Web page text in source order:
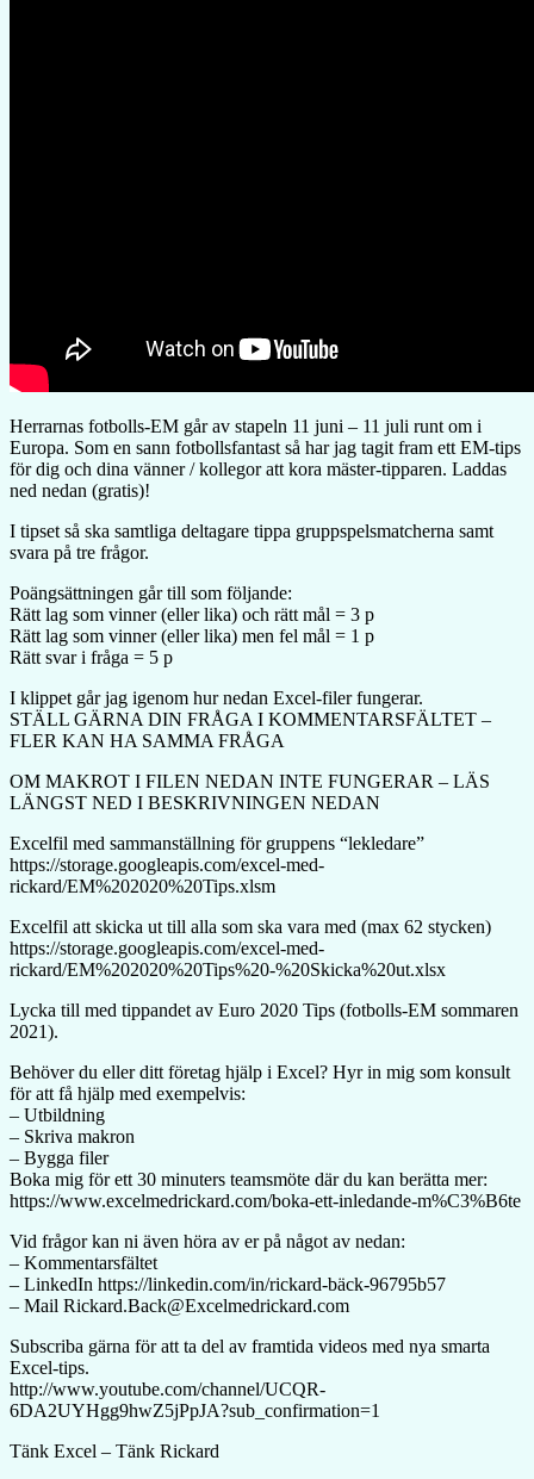
Herrarnas fotbolls-EM går av stapeln 11 juni – 11 juli runt om i
Europa. Som en sann fotbollsfantast så har jag tagit fram ett EM-tips
för dig och dina vänner / kollegor att kora mäster-tipparen. Laddas
ned nedan (gratis)!
I tipset så ska samtliga deltagare tippa gruppspelsmatcherna samt
svara på tre frågor.
Poängsättningen går till som följande:
Rätt lag som vinner (eller lika) och rätt mål = 3 p
Rätt lag som vinner (eller lika) men fel mål = 1 p
Rätt svar i fråga = 5 p
I klippet går jag igenom hur nedan Excel-filer fungerar.
STÄLL GÄRNA DIN FRÅGA I KOMMENTARSFÄLTET –
FLER KAN HA SAMMA FRÅGA
OM MAKROT I FILEN NEDAN INTE FUNGERAR – LÄS
LÄNGST NED I BESKRIVNINGEN NEDAN
Excelfil med sammanställning för gruppens “lekledare”
https://storage.googleapis.com/excel-med-
rickard/EM%202020%20Tips.xlsm
Excelfil att skicka ut till alla som ska vara med (max 62 stycken)
https://storage.googleapis.com/excel-med-
rickard/EM%202020%20Tips%20-%20Skicka%20ut.xlsx
Lycka till med tippandet av Euro 2020 Tips (fotbolls-EM sommaren
2021).
Behöver du eller ditt företag hjälp i Excel? Hyr in mig som konsult
för att få hjälp med exempelvis:
– Utbildning
– Skriva makron
– Bygga filer
Boka mig för ett 30 minuters teamsmöte där du kan berätta mer:
https://www.excelmedrickard.com/boka-ett-inledande-m%C3%B6te
Vid frågor kan ni även höra av er på något av nedan:
– Kommentarsfältet
– LinkedIn https://linkedin.com/in/rickard-bäck-96795b57
– Mail Rickard.Back@Excelmedrickard.com
Subscriba gärna för att ta del av framtida videos med nya smarta
Excel-tips.
http://www.youtube.com/channel/UCQR-
6DA2UYHgg9hwZ5jPpJA?sub_confirmation=1
Tänk Excel – Tänk Rickard